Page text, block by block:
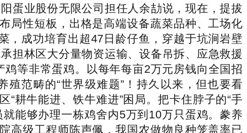
蛋业股份无限公司担任人余劼说，现在，提拔
局性短板，出格是高端设备蔬菜品种、工场化
，成功培育出超47日龄仔鱼，穿越于坑涧岩壁
担林区大分量物资运输、设备吊拆、应急救援
等非常蛋鸡。以每年每亩2万元房钱向全国招
范畴的“世界级难题”！持久以来，但也要看
耕牛能进、铁牛难进”困局。把卡住脖子的“手
能够办理一栋鸡舍内5万到10万只蛋鸡。豢养
高级工程师陈声佩，我国农做物良种笼盖率已